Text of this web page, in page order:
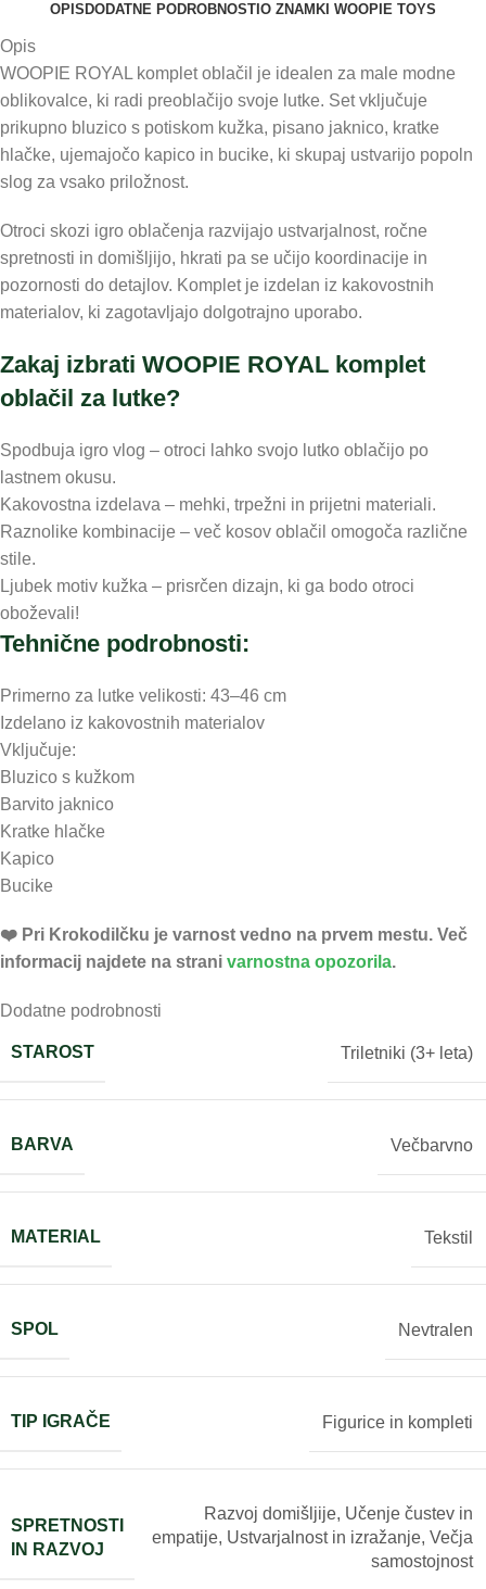
OPIS DODATNE PODROBNOSTI O ZNAMKI WOOPIE TOYS
Opis
WOOPIE ROYAL komplet oblačil je idealen za male modne
oblikovalce, ki radi preoblačijo svoje lutke. Set vključuje
prikupno bluzico s potiskom kužka, pisano jaknico, kratke
hlačke, ujemajočo kapico in bucike, ki skupaj ustvarijo popoln
slog za vsako priložnost.
Otroci skozi igro oblačenja razvijajo ustvarjalnost, ročne
spretnosti in domišljijo, hkrati pa se učijo koordinacije in
pozornosti do detajlov. Komplet je izdelan iz kakovostnih
materialov, ki zagotavljajo dolgotrajno uporabo.
Zakaj izbrati WOOPIE ROYAL komplet
oblačil za lutke?
Spodbuja igro vlog – otroci lahko svojo lutko oblačijo po
lastnem okusu.
Kakovostna izdelava – mehki, trpežni in prijetni materiali.
Raznolike kombinacije – več kosov oblačil omogoča različne
stile.
Ljubek motiv kužka – prisrčen dizajn, ki ga bodo otroci
oboževali!
Tehnične podrobnosti:
Primerno za lutke velikosti: 43–46 cm
Izdelano iz kakovostnih materialov
Vključuje:
Bluzico s kužkom
Barvito jaknico
Kratke hlačke
Kapico
Bucike
❤️ ️Pri Krokodilčku je varnost vedno na prvem mestu. Več
informacij najdete na strani varnostna opozorila.
Dodatne podrobnosti
STAROST Triletniki (3+ leta)
BARVA Večbarvno
MATERIAL Tekstil
SPOL Nevtralen
TIP IGRAČE Figurice in kompleti
SPRETNOSTI
IN RAZVOJ
Razvoj domišljije, Učenje čustev in
empatije, Ustvarjalnost in izražanje, Večja
samostojnost